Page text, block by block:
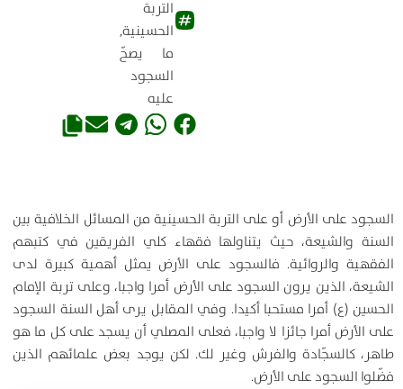
التربة
الحسينية,
ما يصحّ
السجود
عليه
السجود على الأرض أو على التربة الحسينية من المسائل الخلافية بين
السنة والشيعة، حيث يتناولها فقهاء كلي الفريقين في كتبهم
الفقهية والروائية. فالسجود على الأرض يمثل أهمية كبيرة لدى
الشيعة، الذين يرون السجود على الأرض أمرا واجبا، وعلى تربة الإمام
الحسين (ع) أمرا مستحبا أكيدا. وفي المقابل يرى أهل السنة السجود
على الأرض أمرا جائزا لا واجبا، فعلى المصلي أن يسجد على كل ما هو
طاهر، كالسجّادة والفرش وغير لك. لكن يوجد بعض علمائهم الذين
فضّلوا السجود على الأرض.